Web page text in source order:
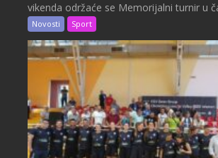
vikenda održaće se Memorijalni turnir u
Novosti Sport